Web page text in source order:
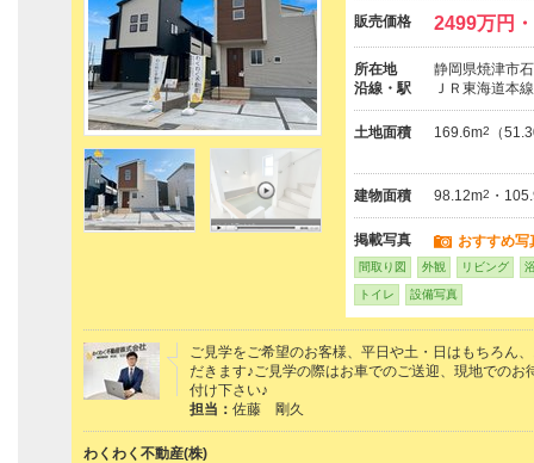
販売価格 2499万円
所在地
静岡県焼津市
沿線・駅
ＪＲ東海道本
土地面積 169.6m2 （
建物面積 98.12m2 ・
掲載写真 おすすめ写
間取り図 外観 リビング
トイレ 設備写真
ご見学をご希望のお客様、平日や土・日はもちろん
だきます♪ご見学の際はお車でのご送迎、現地での
付け下さい♪
担当： 佐藤 剛久
わくわく不動産(株)